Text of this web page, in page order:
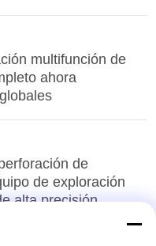
multifunción de
ahora
de
de exploración
alta precisión,